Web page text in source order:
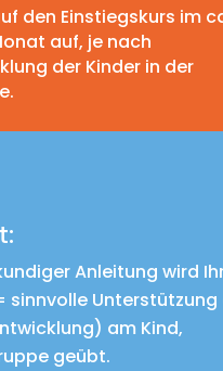
den Einstiegskurs im
auf, je nach
der Kinder in der
Anleitung wird
sinnvolle Unterstützung
am Kind,
geübt.